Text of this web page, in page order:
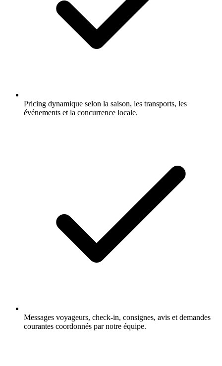
Pricing dynamique selon la saison, les transports, les
événements et la concurrence locale.
Messages voyageurs, check-in, consignes, avis et demandes
courantes coordonnés par notre équipe.